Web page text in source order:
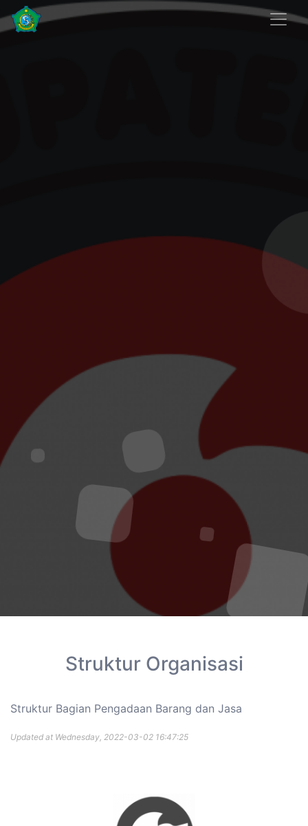
Struktur Organisasi
Struktur Bagian Pengadaan Barang dan Jasa
Updated at Wednesday, 2022-03-02 16:47:25